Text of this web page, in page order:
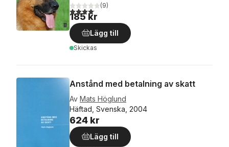
4,1utav 5 stjärnor. Totalt antal röster:
(9)
185 kr
Lägg till
Skickas
Anstånd med betalning av skatt
Av Mats Höglund
Häftad, Svenska, 2004
624 kr
Lägg till